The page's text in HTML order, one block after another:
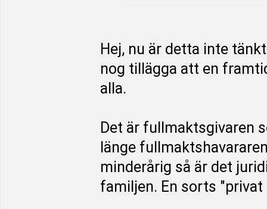
Hej, nu är detta inte
nog tillägga att en
alla.
Det är fullmaktsgivaren
länge
minderårig så är det
familjen. En sorts "privat